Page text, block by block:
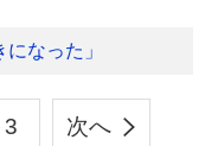
なった」
3 次へ